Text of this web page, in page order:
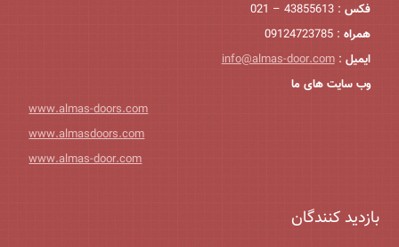
فکس : 43855613 – 021
همراه : 09124723785
ایمیل :
info@almas-door.com
وب سایت های ما
www.almas-doors.com
www.almasdoors.com
www.almas-door.com
بازدید کنندگان